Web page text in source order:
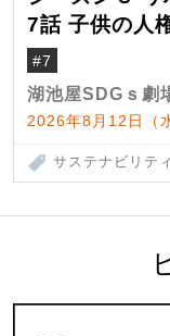
7話 子供の人
#7
湖池屋SDGｓ劇
2026年8月12日（
サステナビリティ